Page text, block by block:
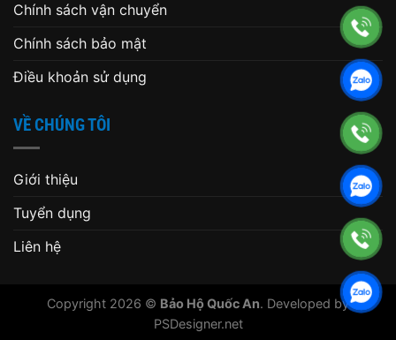
Chính sách vận chuyển
Chính sách bảo mật
Điều khoản sử dụng
VỀ CHÚNG TÔI
Giới thiệu
Tuyển dụng
Liên hệ
Copyright 2026 © Bảo Hộ Quốc An. Developed by
PSDesigner.net